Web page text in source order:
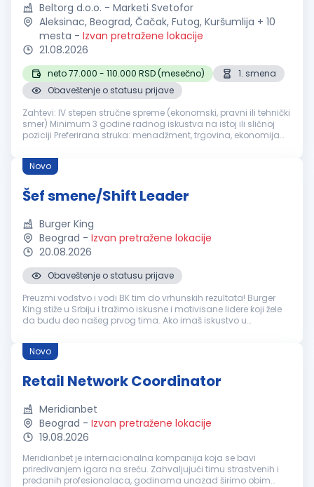
Beltorg d.o.o. - Marketi Svetofor
Aleksinac, Beograd, Čačak, Futog, Kuršumlija + 10
mesta - Izvan pretražene lokacije
21.08.2026
neto 77.000 - 110.000 RSD (mesečno)
1. smena
Obaveštenje o statusu prijave
Zahtevi: IV stepen stručne spreme (ekonomski, pravni ili tehnički
smer) Minimum 3 godine radnog iskustva na istoj ili sličnoj
poziciji Preferirana struka: menadžment, trgovina, ekonomija
Novo
Šef smene/Shift Leader
Burger King
Beograd - Izvan pretražene lokacije
20.08.2026
Obaveštenje o statusu prijave
Preuzmi vođstvo i vodi BK tim do vrhunskih rezultata! Burger
King stiže u Srbiju i tražimo iskusne i motivisane lidere koji žele
da budu deo našeg prvog tima. Ako imaš iskustvo u
kako da org...
Novo
Retail Network Coordinator
Meridianbet
Beograd - Izvan pretražene lokacije
19.08.2026
Meridianbet je internacionalna kompanija koja se bavi
priređivanjem igara na sreću. Zahvaljujući timu strastvenih i
predanih profesionalaca, godinama unazad širimo obim